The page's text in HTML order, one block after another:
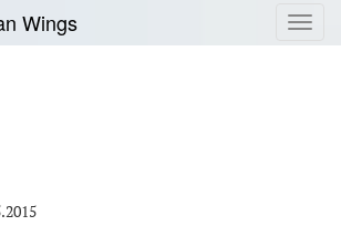
Wings